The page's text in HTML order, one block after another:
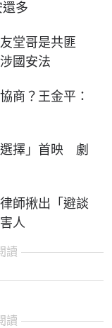
多
堂哥是共匪
國安法
商？王金平：
選擇」首映 劇
師揪出「避談
人
讀
讀